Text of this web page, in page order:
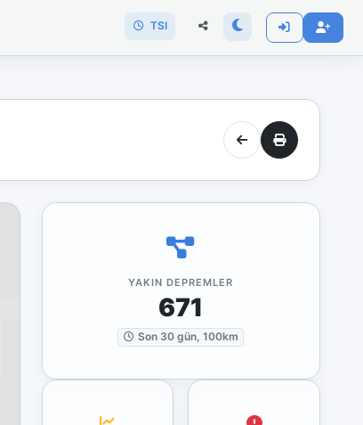
TSI
YAKIN DEPREMLER
671
Son 30 gün, 100km